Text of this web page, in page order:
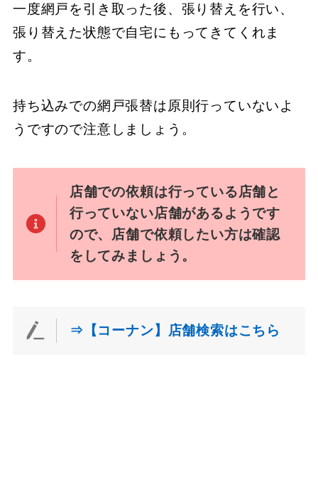
一度網戸を引き取った後、張り替えを行い、
張り替えた状態で自宅にもってきてくれま
す。
持ち込みでの網戸張替は原則行っていないよ
うですので注意しましょう。
店舗での依頼は行っている店舗と
行っていない店舗があるようです
ので、店舗で依頼したい方は確認
をしてみましょう。
⇒【コーナン】店舗検索はこちら